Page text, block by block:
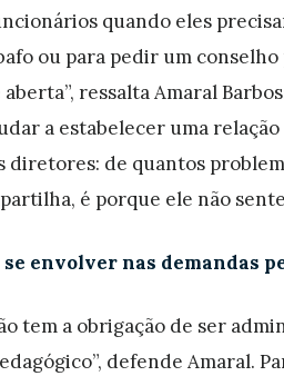
quando eles
ou para pedir um
ressalta Amaral
a estabelecer uma
diretores: de quantos
é porque ele não
envolver nas demandas
tem a obrigação de ser
defende Amaral.